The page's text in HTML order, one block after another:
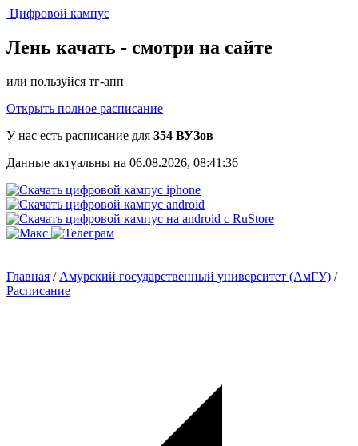
Цифровой кампус
Лень качать - смотри на сайте
или пользуйся тг-апп
Открыть полное расписание
У нас есть расписание для 354 ВУЗов
Данные актуальны на 06.08.2026, 08:41:36
Главная / Амурский государственный университет (АмГУ) /
Расписание